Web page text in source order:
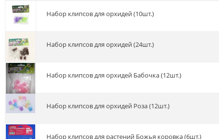
Набор клипсов для орхидей (10шт.)
Набор клипсов для орхидей (24шт.)
Набор клипсов для орхидей Бабочка (12шт.)
Набор клипсов для орхидей Роза (12шт.)
Набор клипсов для растений Божья коровка (6шт.)